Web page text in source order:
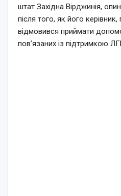
штат Західна Вірджинія,
після того, як його керівник,
відмовився приймати
пов’язаних із підтримкою